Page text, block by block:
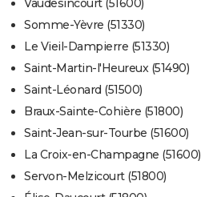
Vaudesincourt (51600)
Somme-Yèvre (51330)
Le Vieil-Dampierre (51330)
Saint-Martin-l'Heureux (51490)
Saint-Léonard (51500)
Braux-Sainte-Cohière (51800)
Saint-Jean-sur-Tourbe (51600)
La Croix-en-Champagne (51600)
Servon-Melzicourt (51800)